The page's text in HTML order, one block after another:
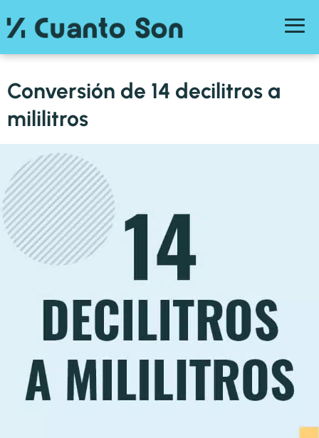
Conversión de 14 decilitros a
mililitros